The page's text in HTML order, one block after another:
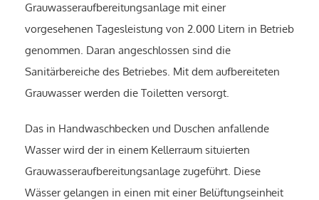
Grauwasseraufbereitungsanlage mit einer
vorgesehenen Tagesleistung von 2.000 Litern in Betrieb
genommen. Daran angeschlossen sind die
Sanitärbereiche des Betriebes. Mit dem aufbereiteten
Grauwasser werden die Toiletten versorgt.
Das in Handwaschbecken und Duschen anfallende
Wasser wird der in einem Kellerraum situierten
Grauwasseraufbereitungsanlage zugeführt. Diese
Wässer gelangen in einen mit einer Belüftungseinheit